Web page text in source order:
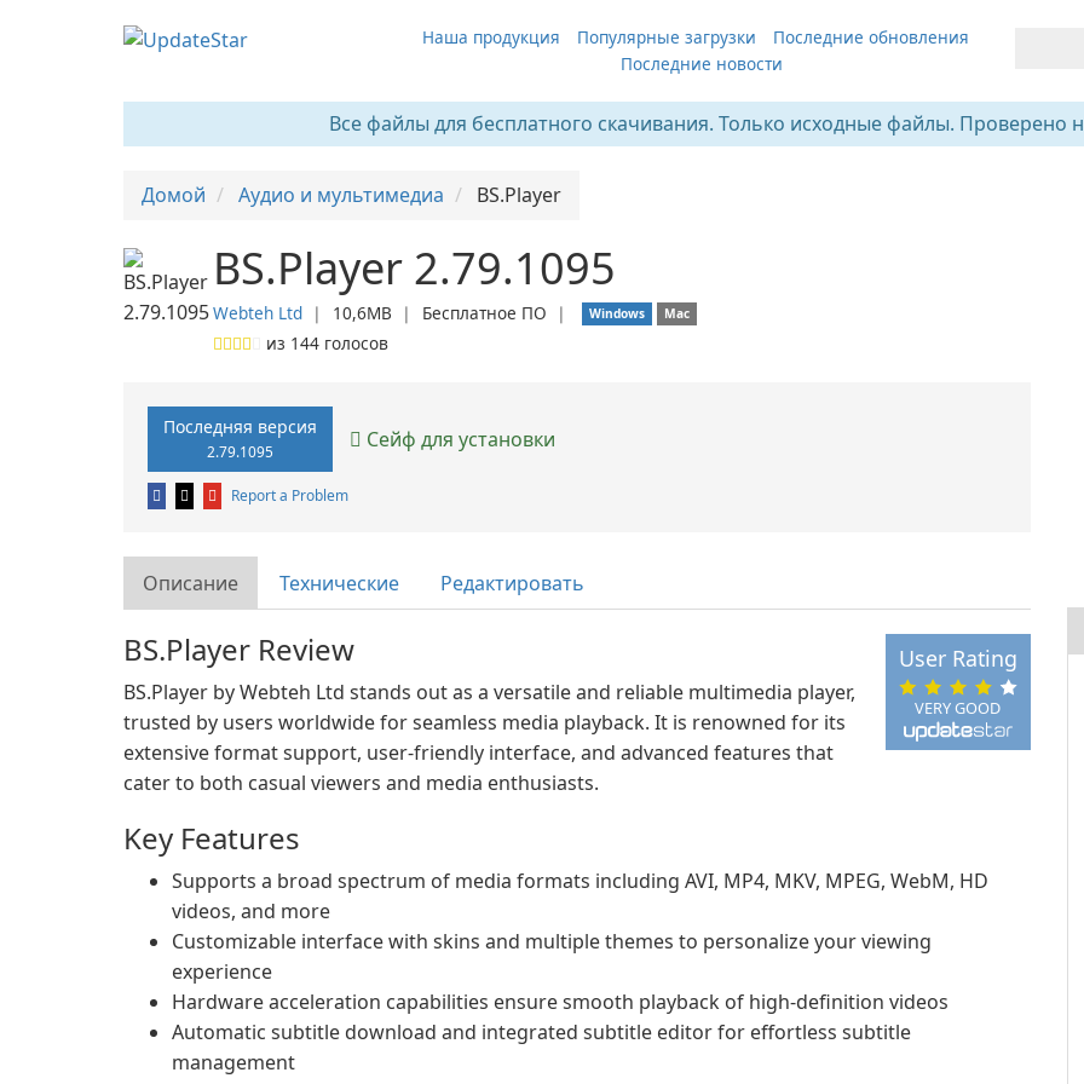
Наша продукция Популярные загрузки
Последние обновления
Последние новости
Все файлы для бесплатного скачивания. Только исходные файлы. Проверено
Домой Аудио и мультимедиа BS.Player
BS.Player 2.79.1095
Webteh Ltd ❘ 10,6MB ❘ Бесплатное ПО ❘ Windows Mac
из 144 голосов
Последняя версия
2.79.1095 Сейф для установки
Report a Problem
Описание Технические Редактировать
VERY GOOD
User Rating
BS.Player Review
BS.Player by Webteh Ltd stands out as a versatile and reliable multimedia player,
trusted by users worldwide for seamless media playback. It is renowned for its
extensive format support, user-friendly interface, and advanced features that
cater to both casual viewers and media enthusiasts.
Key Features
Supports a broad spectrum of media formats including AVI, MP4, MKV, MPEG, WebM, HD
videos, and more
Customizable interface with skins and multiple themes to personalize your viewing
experience
Hardware acceleration capabilities ensure smooth playback of high-definition videos
Automatic subtitle download and integrated subtitle editor for effortless subtitle
management